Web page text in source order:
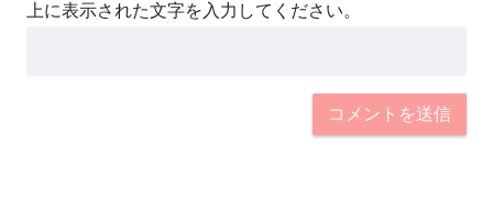
上に表示された文字を入力してください。